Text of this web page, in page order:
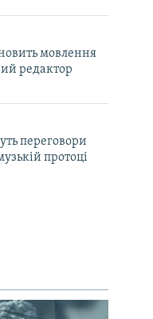
мовлення
редактор
переговори
протоці